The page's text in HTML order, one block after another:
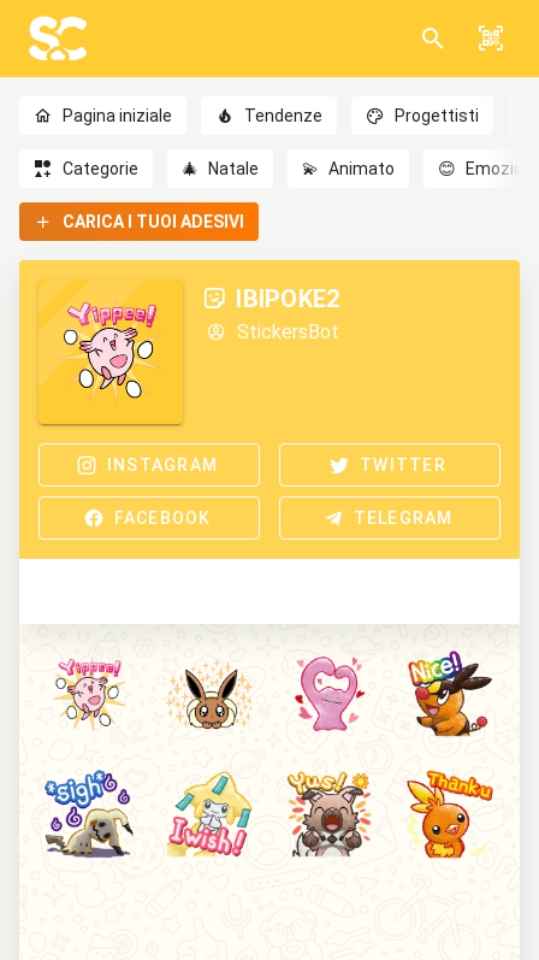
Pagina iniziale Tendenze Progettisti
Categorie 🎄 Natale 💫 Animato 😊 Emozioni
CARICA I TUOI ADESIVI
IBIPOKE2
StickersBot
INSTAGRAM TWITTER
FACEBOOK TELEGRAM